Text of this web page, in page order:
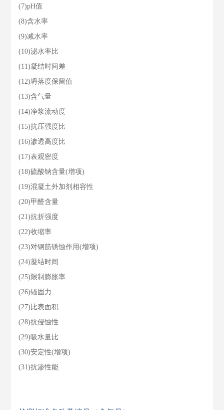
(7)pH值
(8)含水率
(9)减水率
(10)泌水率比
(11)凝结时间差
(12)坍落度保留值
(13)含气量
(14)净浆流动度
(15)抗压强度比
(16)渗透高度比
(17)表观密度
(18)硫酸钠含量(增项)
(19)混凝土外加剂相容性
(20)甲醛含量
(21)抗折强度
(22)收缩率
(23)对钢筋锈蚀作用(增项)
(24)凝结时间
(25)限制膨胀率
(26)锚固力
(27)比表面积
(28)抗侵蚀性
(29)吸水量比
(30)安定性(增项)
(31)抗渗性能